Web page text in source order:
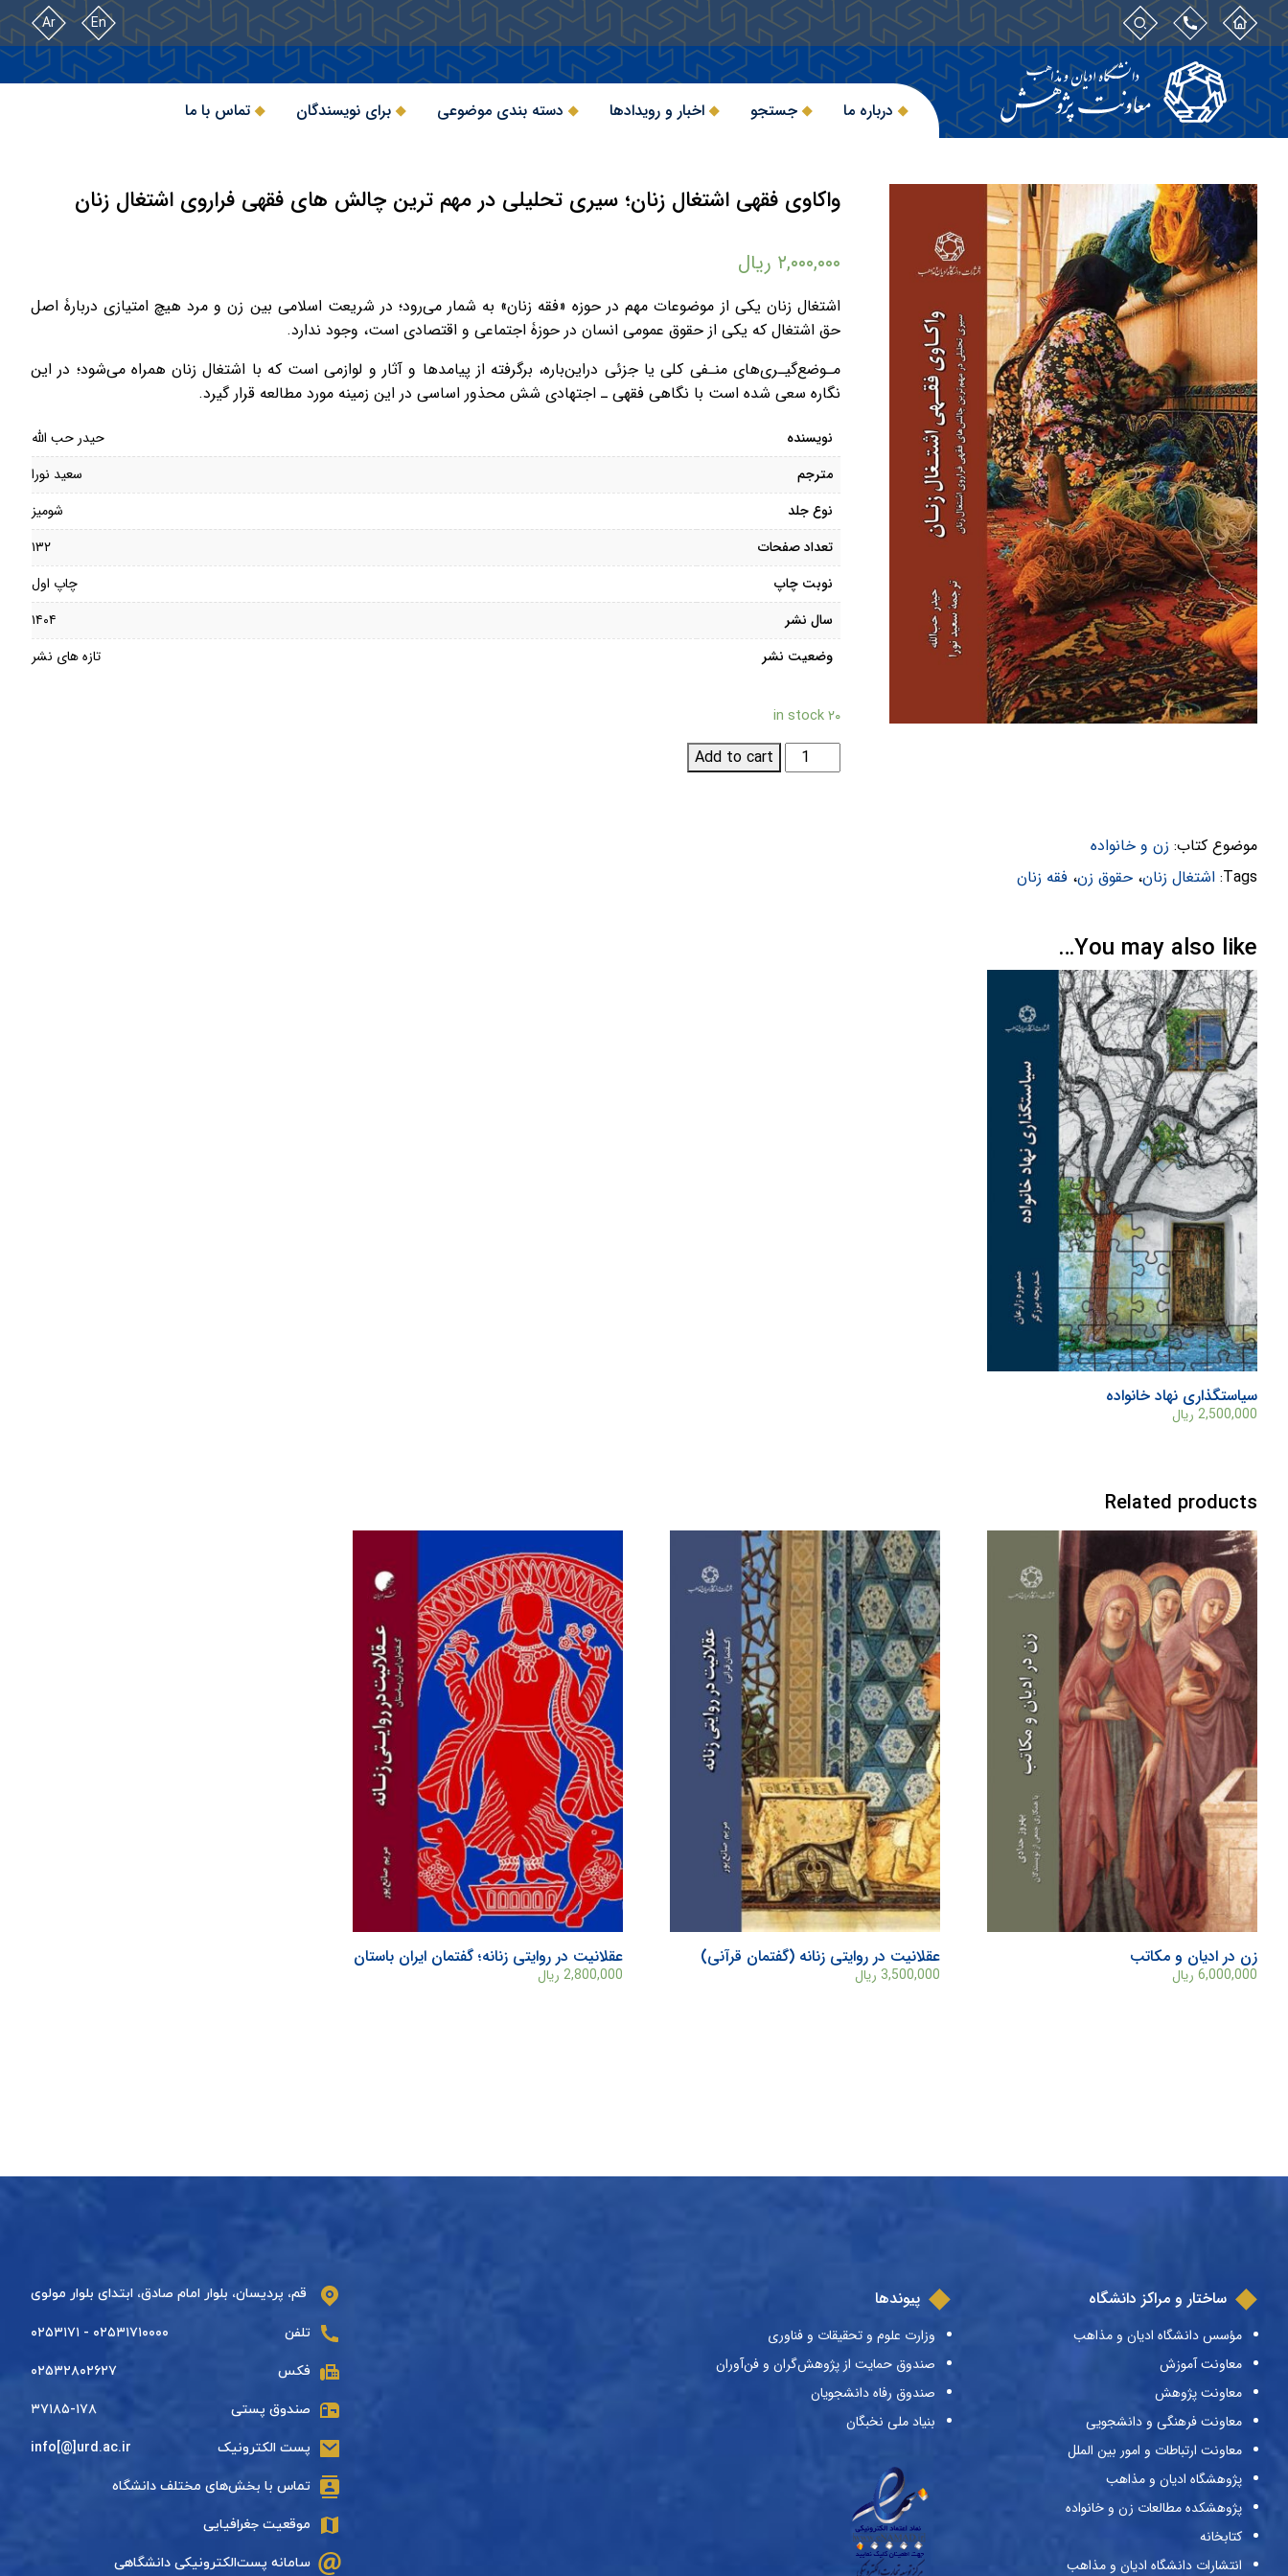
En
Ar
درباره ما جستجو اخبار و رویدادها دسته بندی موضوعی برای نویسندگان تماس با ما
واکاوی فقهی اشتغال زنان؛ سیری تحلیلی در مهم ترین چالش های فقهی فراروی اشتغال زنان
۲,۰۰۰,۰۰۰ ریال
اشتغال زنان یکی از موضوعات مهم در حوزه «فقه زنان» به شمار می‌رود؛ در شریعت اسلامی بین زن و مرد هیچ امتیازی دربارۀ اصل
حق اشتغال که یکی از حقوق عمومی انسان در حوزۀ اجتماعی و اقتصادی است، وجود ندارد.
مـوضع‌گیـری‌های منـفی کلی یا جزئی در‌این‌باره، برگرفته از پیامدها و آثار و لوازمی است که با اشتغال زنان همراه می‌شود؛ در این
نگاره سعی شده است با نگاهی فقهی ـ اجتهادی شش محذور اساسی در این زمینه مورد مطالعه قرار گیرد.
نویسنده
حیدر حب الله
مترجم
سعید نورا
نوع جلد
شومیز
تعداد صفحات
۱۳۲
نوبت چاپ
چاپ اول
سال نشر
۱۴۰۴
وضعیت نشر
تازه های نشر
۲۰ in stock
واکاوی
فقهی
Add to cart
موضوع کتاب: زن و خانواده
Tags: اشتغال زنان، حقوق زن، فقه زنان
You may also like…
سیاستگذاری نهاد خانواده
2,500,000 ریال
Related products
زن در ادیان و مکاتب
6,000,000 ریال
عقلانیت در روایتی زنانه (گفتمان قرآنی)
3,500,000 ریال
عقلانیت در روایتی زنانه؛ گفتمان ایران باستان
2,800,000 ریال
ساختار و مراکز دانشگاه
مؤسس دانشگاه ادیان و مذاهب
معاونت آموزش
معاونت پژوهش
معاونت فرهنگی و دانشجویی
معاونت ارتباطات و امور بین الملل
پژوهشگاه ادیان و مذاهب
پژوهشکده مطالعات زن و خانواده
کتابخانه
انتشارات دانشگاه ادیان و مذاهب
پیوندها
وزارت علوم و تحقیقات و فناوری
صندوق حمایت از پژوهش‌گران و فن‌آوران
صندوق رفاه دانشجویان
بنیاد ملی نخبگان
قم، پردیسان، بلوار امام صادق، ابتدای بلوار مولوی
تلفن ۰۲۵۳۱۷۱۰۰۰۰ - ۰۲۵۳۱۷۱
فکس ۰۲۵۳۲۸۰۲۶۲۷
صندوق پستی ۳۷۱۸۵-۱۷۸
پست الکترونیک info[@]urd.ac.ir
تماس با بخش‌های مختلف دانشگاه
موقعیت جغرافیایی
سامانه پست‌الکترونیکی دانشگاهی